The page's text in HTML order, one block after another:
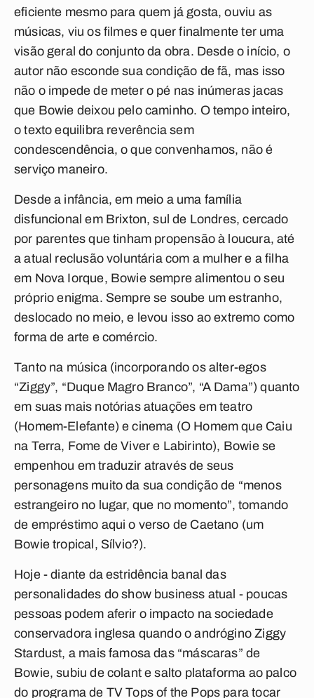
eficiente mesmo para quem já gosta, ouviu as
músicas, viu os filmes e quer finalmente ter uma
visão geral do conjunto da obra. Desde o início, o
autor não esconde sua condição de fã, mas isso
não o impede de meter o pé nas inúmeras jacas
que Bowie deixou pelo caminho. O tempo inteiro,
o texto equilibra reverência sem
condescendência, o que convenhamos, não é
serviço maneiro.
Desde a infância, em meio a uma família
disfuncional em Brixton, sul de Londres, cercado
por parentes que tinham propensão à loucura, até
a atual reclusão voluntária com a mulher e a filha
em Nova Iorque, Bowie sempre alimentou o seu
próprio enigma. Sempre se soube um estranho,
deslocado no meio, e levou isso ao extremo como
forma de arte e comércio.
Tanto na música (incorporando os alter-egos
“Ziggy”, “Duque Magro Branco”, “A Dama”) quanto
em suas mais notórias atuações em teatro
(Homem-Elefante) e cinema (O Homem que Caiu
na Terra, Fome de Viver e Labirinto), Bowie se
empenhou em traduzir através de seus
personagens muito da sua condição de “menos
estrangeiro no lugar, que no momento”, tomando
de empréstimo aqui o verso de Caetano (um
Bowie tropical, Sílvio?).
Hoje - diante da estridência banal das
personalidades do show business atual - poucas
pessoas podem aferir o impacto na sociedade
conservadora inglesa quando o andrógino Ziggy
Stardust, a mais famosa das “máscaras” de
Bowie, subiu de colant e salto plataforma ao palco
do programa de TV Tops of the Pops para tocar